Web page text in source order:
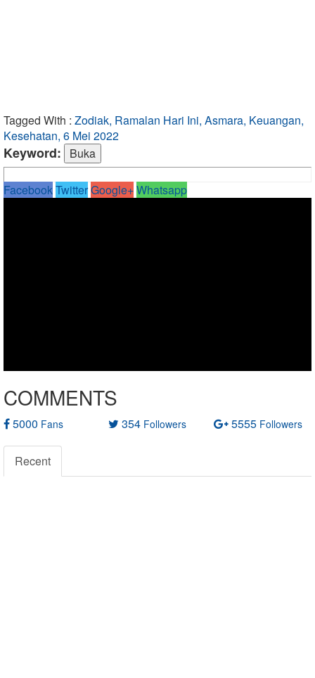
Tagged With : Zodiak, Ramalan Hari Ini, Asmara, Keuangan,
Kesehatan, 6 Mei 2022
Keyword:
FacebookTwitterGoogle+Whatsapp
COMMENTS
5000 Fans 354 Followers 5555 Followers
Recent